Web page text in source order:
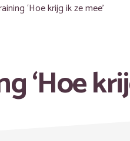
‘Hoe krijg ik ze mee’
‘Hoe